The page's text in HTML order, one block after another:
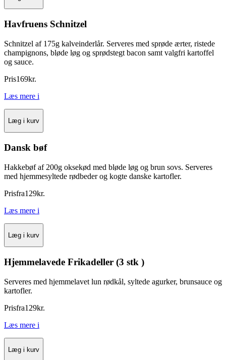
Havfruens Schnitzel
Schnitzel af 175g kalveinderlår. Serveres med sprøde ærter, ristede
champignons, bløde løg og sprødstegt bacon samt valgfri kartoffel
og sauce.
Pris169kr.
Læs mere i
Læg i kurv
Dansk bøf
Hakkebøf af 200g oksekød med bløde løg og brun sovs. Serveres
med hjemmesyltede rødbeder og kogte danske kartofler.
Prisfra129kr.
Læs mere i
Læg i kurv
Hjemmelavede Frikadeller (3 stk )
Serveres med hjemmelavet lun rødkål, syltede agurker, brunsauce og
kartofler.
Prisfra129kr.
Læs mere i
Læg i kurv